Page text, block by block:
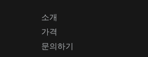
소개
가격
문의하기